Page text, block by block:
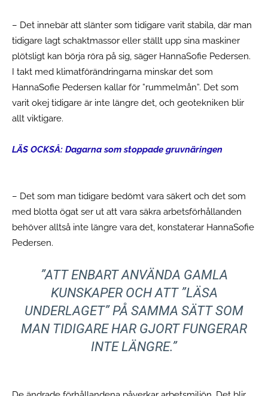
– Det innebär att slänter som tidigare varit stabila, där man
tidigare lagt schaktmassor eller ställt upp sina maskiner
plötsligt kan börja röra på sig, säger HannaSofie Pedersen.
I takt med klimatförändringarna minskar det som
HannaSofie Pedersen kallar för ”rummelmån”. Det som
varit okej tidigare är inte längre det, och geotekniken blir
allt viktigare.
LÄS OCKSÅ: Dagarna som stoppade gruvnäringen
– Det som man tidigare bedömt vara säkert och det som
med blotta ögat ser ut att vara säkra arbetsförhållanden
behöver alltså inte längre vara det, konstaterar HannaSofie
Pedersen.
”ATT ENBART ANVÄNDA GAMLA
KUNSKAPER OCH ATT ”LÄSA
UNDERLAGET” PÅ SAMMA SÄTT SOM
MAN TIDIGARE HAR GJORT FUNGERAR
INTE LÄNGRE.”